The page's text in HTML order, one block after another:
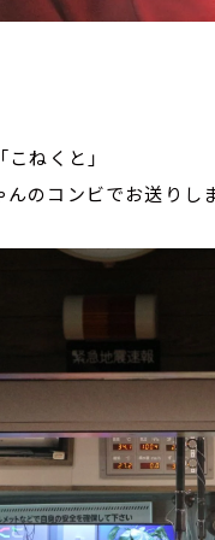
「こねくと」
んのコンビでお送りし